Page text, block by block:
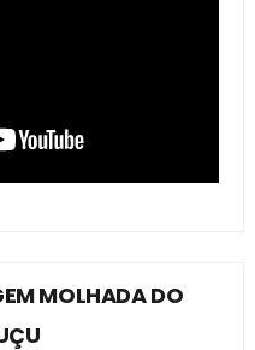
MOLHADA DO